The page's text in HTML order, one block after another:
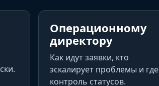
Операционному
директору
Как идут заявки, кто
эскалирует проблемы и где
контроль статусов.